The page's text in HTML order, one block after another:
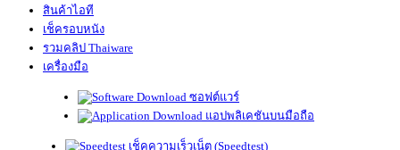
สินค้าไอที
เช็ครอบหนัง
รวมคลิป Thaiware
เครื่องมือ
ซอฟต์แวร์
แอปพลิเคชันบนมือถือ
เช็คความเร็วเน็ต (Speedtest)